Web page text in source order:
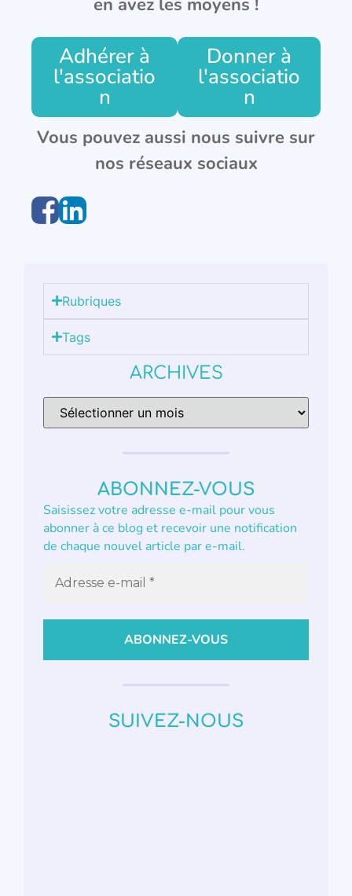
Adhérer à
l'associatio
n
Donner à
l'associatio
n
Vous pouvez aussi nous suivre sur
nos réseaux sociaux
Rubriques
Tags
ARCHIVES
ABONNEZ-VOUS
Saisissez votre adresse e-mail pour vous
abonner à ce blog et recevoir une notification
de chaque nouvel article par e-mail.
SUIVEZ-NOUS